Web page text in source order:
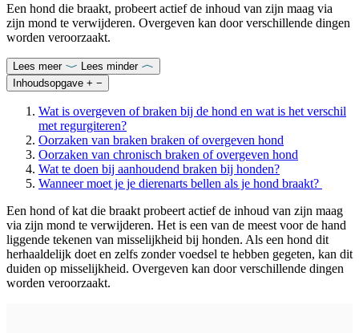
Een hond die braakt, probeert actief de inhoud van zijn maag via
zijn mond te verwijderen. Overgeven kan door verschillende dingen
worden veroorzaakt.
Lees meer
Lees minder
Inhoudsopgave + −
Wat is overgeven of braken bij de hond en wat is het verschil
met regurgiteren?
Oorzaken van braken braken of overgeven hond
Oorzaken van chronisch braken of overgeven hond
Wat te doen bij aanhoudend braken bij honden?
Wanneer moet je je dierenarts bellen als je hond braakt?
Een hond of kat die braakt probeert actief de inhoud van zijn maag
via zijn mond te verwijderen. Het is een van de meest voor de hand
liggende tekenen van misselijkheid bij honden. Als een hond dit
herhaaldelijk doet en zelfs zonder voedsel te hebben gegeten, kan dit
duiden op misselijkheid. Overgeven kan door verschillende dingen
worden veroorzaakt.